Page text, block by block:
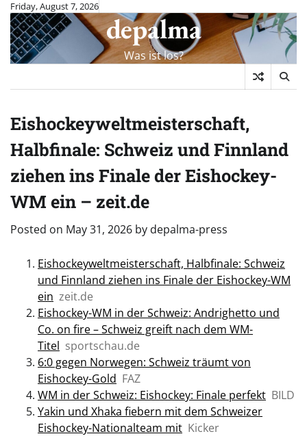
Skip
content
Friday, August 7, 2026
depalma
Was ist los?
Eishockeyweltmeisterschaft,
Halbfinale: Schweiz und Finnland
ziehen ins Finale der Eishockey-
WM ein – zeit.de
Posted on May 31, 2026 by depalma-press
Eishockeyweltmeisterschaft, Halbfinale: Schweiz
und Finnland ziehen ins Finale der Eishockey-WM
ein zeit.de
Eishockey-WM in der Schweiz: Andrighetto und
Co. on fire – Schweiz greift nach dem WM-
Titel sportschau.de
6:0 gegen Norwegen: Schweiz träumt von
Eishockey-Gold FAZ
WM in der Schweiz: Eishockey: Finale perfekt BILD
Yakin und Xhaka fiebern mit dem Schweizer
Eishockey-Nationalteam mit Kicker